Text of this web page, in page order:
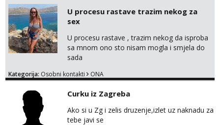
poljupce po tijelu koji me jako
pale,obozavam kad muskarac preuzme
kontrolu . javi se :) Klikni na link ispod i nadji
me tamo, cekam te!
U procesu rastave trazim nekog za
sex
U procesu rastave , trazim nekog da isproba
sa mnom ono sto nisam mogla i smjela do
sada
Kategorija: Osobni kontakti ONA
Curku iz Zagreba
Ako si u Zg i zelis druzenje,izlet uz naknadu za
tebe javi se